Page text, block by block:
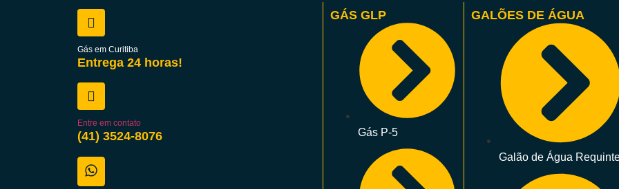
Gás em Curitiba
Entrega 24 horas!
Entre em contato
(41) 3524-8076
GÁS GLP
Gás P-5
GALÕES DE ÁGUA
Galão de Água